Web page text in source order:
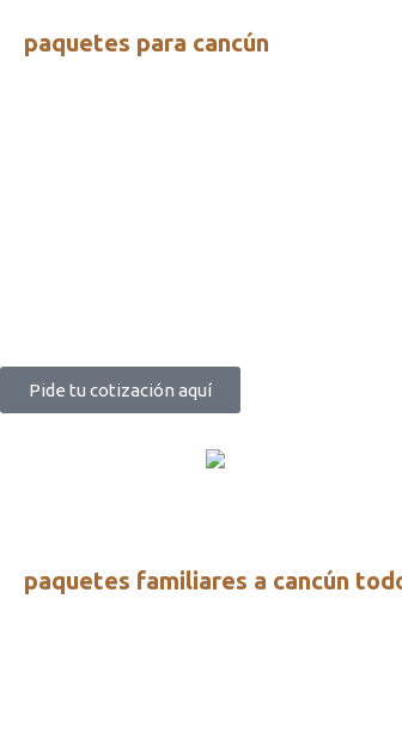
paquetes para cancún
Pide tu cotización aquí
paquetes familiares a cancún